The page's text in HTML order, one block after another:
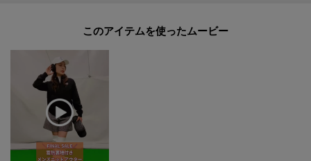
このアイテムを使ったムービー